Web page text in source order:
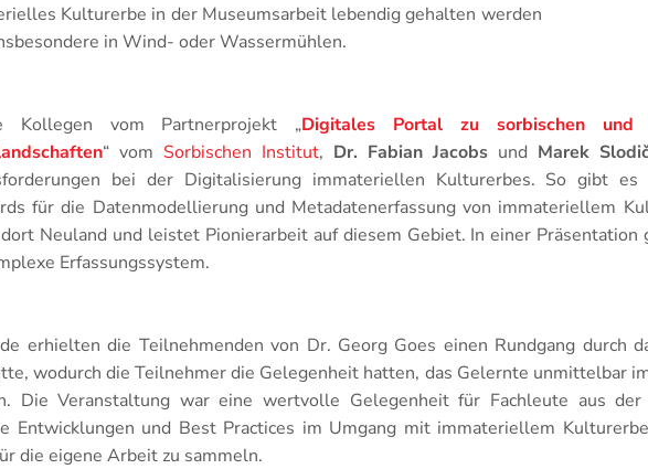
Kulturerbe in der Museumsarbeit lebendig gehalten werden
in Wind- oder Wassermühlen.
Kollegen vom Partnerprojekt „Digitales Portal zu sorbischen und
“ vom Sorbischen Institut, Dr. Fabian Jacobs und Marek
bei der Digitalisierung immateriellen Kulturerbes. So gibt
für die Datenmodellierung und Metadatenerfassung von immateriellem
Neuland und leistet Pionierarbeit auf diesem Gebiet. In einer Präsentation
Erfassungssystem.
erhielten die Teilnehmenden von Dr. Georg Goes einen Rundgang durch
wodurch die Teilnehmer die Gelegenheit hatten, das Gelernte unmittelbar
Die Veranstaltung war eine wertvolle Gelegenheit für Fachleute aus
Entwicklungen und Best Practices im Umgang mit immateriellem
die eigene Arbeit zu sammeln.